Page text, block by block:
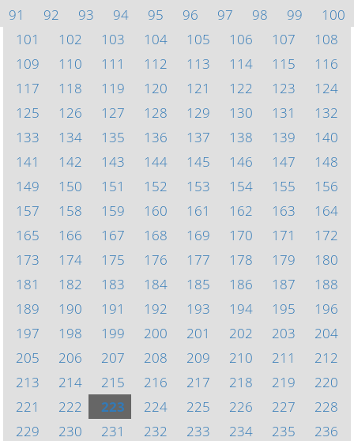
91
92 93 94 95 96 97 98 99
100
101
102 103 104 105 106 107
108
109
110 111 112 113 114 115
116
117
118 119 120 121 122 123
124
125
126 127 128 129 130 131
132
133
134 135 136 137 138 139
140
141
142 143 144 145 146 147
148
149
150 151 152 153 154 155
156
157
158 159 160 161 162 163
164
165
166 167 168 169 170 171
172
173
174 175 176 177 178 179
180
181
182 183 184 185 186 187
188
189
190 191 192 193 194 195
196
197
198 199 200 201 202 203
204
205
206 207 208 209 210 211
212
213
214 215 216 217 218 219
220
221
222 223 224 225 226 227
228
229
230 231 232 233 234 235
236